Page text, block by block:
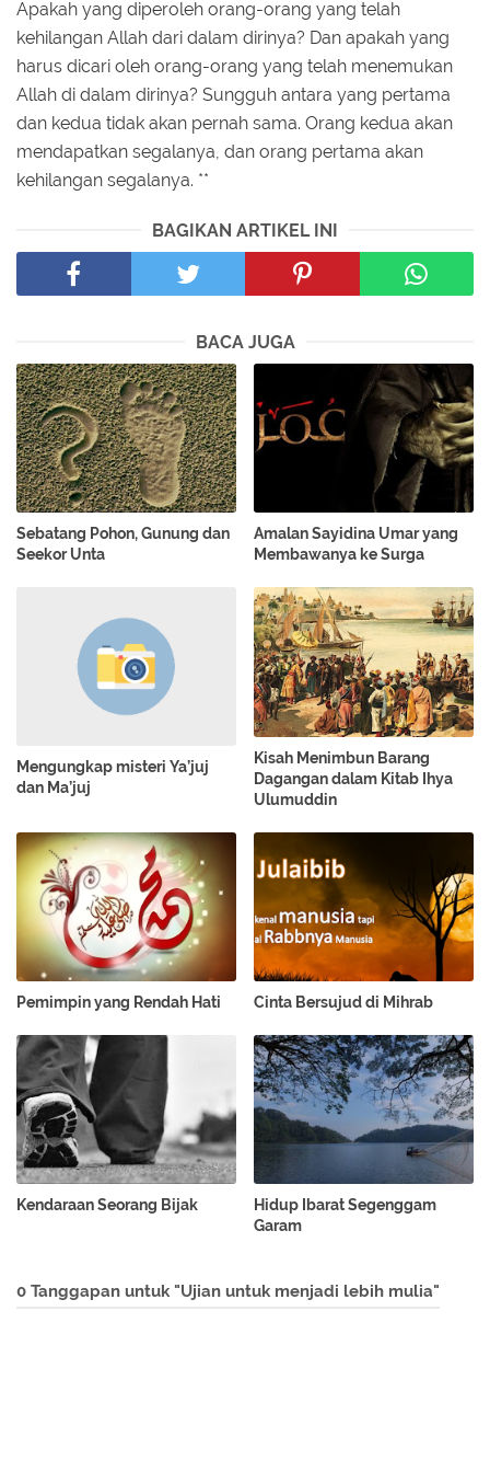
Apakah yang diperoleh orang-orang yang telah
kehilangan Allah dari dalam dirinya? Dan apakah yang
harus dicari oleh orang-orang yang telah menemukan
Allah di dalam dirinya? Sungguh antara yang pertama
dan kedua tidak akan pernah sama. Orang kedua akan
mendapatkan segalanya, dan orang pertama akan
kehilangan segalanya. **
BAGIKAN ARTIKEL INI
BACA JUGA
Sebatang Pohon, Gunung dan
Seekor Unta
Amalan Sayidina Umar yang
Membawanya ke Surga
Mengungkap misteri Ya’juj
dan Ma’juj
Kisah Menimbun Barang
Dagangan dalam Kitab Ihya
Ulumuddin
Pemimpin yang Rendah Hati Cinta Bersujud di Mihrab
Kendaraan Seorang Bijak
Hidup Ibarat Segenggam
Garam
0 Tanggapan untuk "Ujian untuk menjadi lebih mulia"